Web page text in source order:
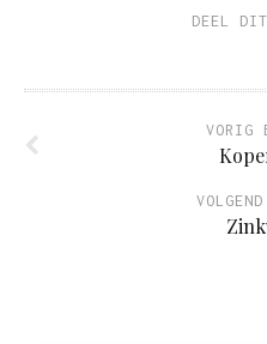
DEEL
VORIG